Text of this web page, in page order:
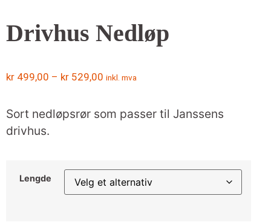
Drivhus Nedløp
kr 499,00 – kr 529,00 inkl. mva
Sort nedløpsrør som passer til Janssens
drivhus.
Lengde